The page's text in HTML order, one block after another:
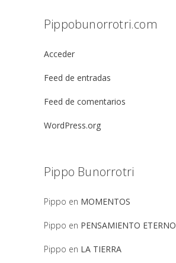
Pippobunorrotri.com
Acceder
Feed de entradas
Feed de comentarios
WordPress.org
Pippo Bunorrotri
Pippo en MOMENTOS
Pippo en PENSAMIENTO ETERNO
Pippo en LA TIERRA